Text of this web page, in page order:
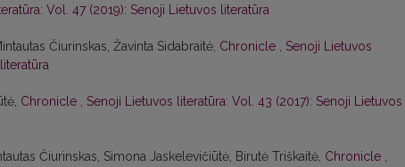
Vol. 47 (2019): Senoji Lietuvos literatūra
Čiurinskas, Žavinta Sidabraitė, Chronicle , Senoji Lietuvos
Chronicle , Senoji Lietuvos literatūra: Vol. 43 (2017): Senoji Lietuvos
Čiurinskas, Simona Jaskelevičiūtė, Birutė Triškaitė, Chronicle ,